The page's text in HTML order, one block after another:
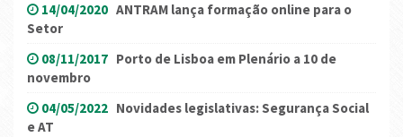
14/04/2020 ANTRAM lança formação online para o
Setor
08/11/2017 Porto de Lisboa em Plenário a 10 de
novembro
04/05/2022 Novidades legislativas: Segurança Social
e AT